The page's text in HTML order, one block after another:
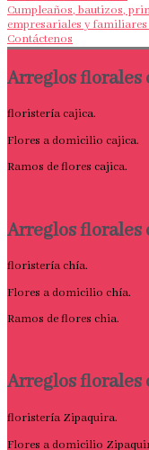
Cumpleaños, bautizos,
empresariales y familiares
Contáctenos
Arreglos florales
floristería cajica.
Flores a domicilio cajica.
Ramos de flores cajica.
Arreglos florales
floristería chía.
Flores a domicilio chía.
Ramos de flores chia.
Arreglos florales
floristería Zipaquira.
Flores a domicilio